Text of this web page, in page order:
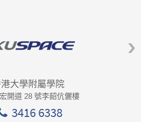
大學附屬學院
開道 28 號李韶伉儷樓
3416 6338